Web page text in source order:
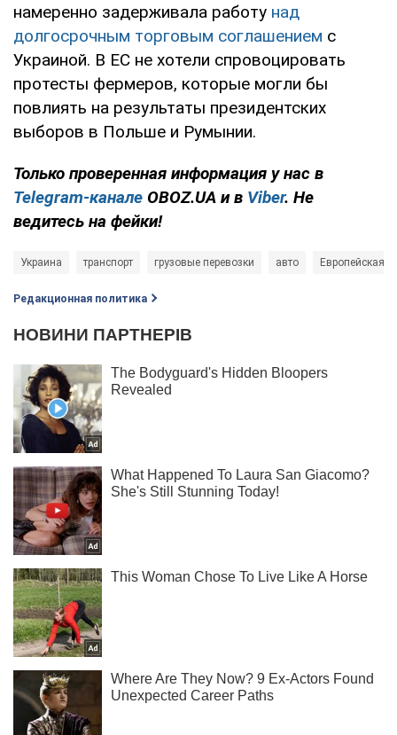
намеренно задерживала работу над
долгосрочным торговым соглашением с
Украиной. В ЕС не хотели спровоцировать
протесты фермеров, которые могли бы
повлиять на результаты президентских
выборов в Польше и Румынии.
Только проверенная информация у нас в
Telegram-канале OBOZ.UA и в Viber. Не
ведитесь на фейки!
Украина транспорт грузовые перевозки авто Европейская
Редакционная политика